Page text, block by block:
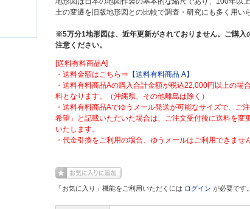
土の変遷を旧版地形図との比較で調査・研究にも多く用い
※5万分1地形図は、近年更新がされておりません。ご購入
注意ください。
[送料有料商品A]
・送料金額はこちら⇒ 【送料有料商品 A】
・送料有料商品Aの購入合計金額が税込22,000円以上の場
料となります。（沖縄県、その他離島は除く）
・送料有料商品Aでゆうメール発送が可能なサイズで、ご
希望」と記載いただいた場合は、ご注文受付後に送料を変
いたします。
・代金引換をご利用の場合、ゆうメールはご利用できませ
「お気に入り」機能をご利用いただくには ログイン が必要です。